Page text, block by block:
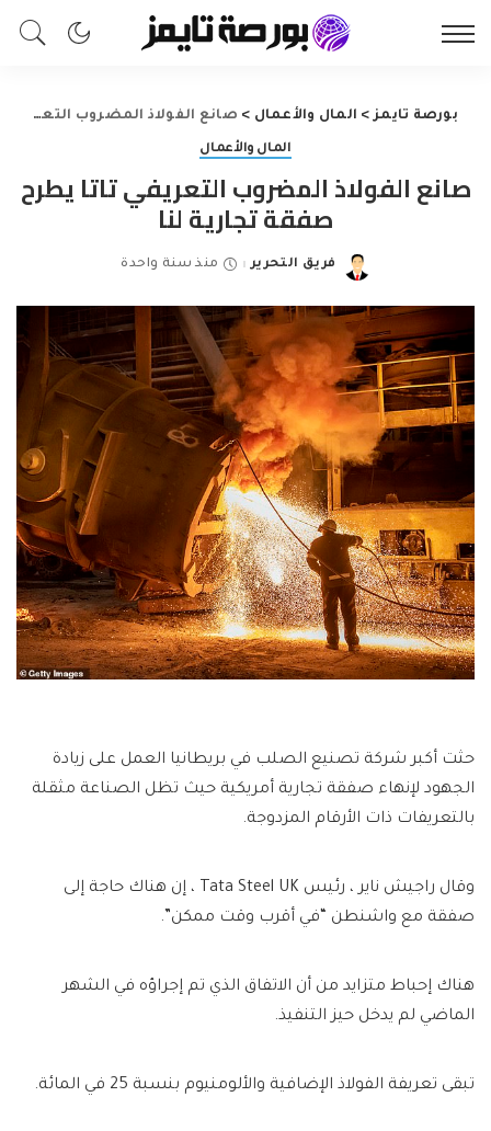
بورصة تايمز> المال والأعمال > صانع الفولاذ المضروب التعريفي تاتا يطرح صفقة تجارية لنا
المال والأعمال
صانع الفولاذ المضروب التعريفي تاتا يطرح
صفقة تجارية لنا
Posted
فريق التحرير منذ سنة واحدة
حثت أكبر شركة تصنيع الصلب في بريطانيا العمل على زيادة
الجهود لإنهاء صفقة تجارية أمريكية حيث تظل الصناعة مثقلة
بالتعريفات ذات الأرقام المزدوجة.
وقال راجيش ناير ، رئيس Tata Steel UK ، إن هناك حاجة إلى
صفقة مع واشنطن “في أقرب وقت ممكن”.
هناك إحباط متزايد من أن الاتفاق الذي تم إجراؤه في الشهر
الماضي لم يدخل حيز التنفيذ.
تبقى تعريفة الفولاذ الإضافية والألومنيوم بنسبة 25 في المائة.